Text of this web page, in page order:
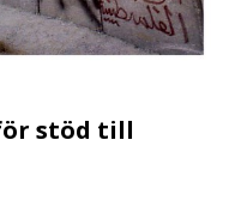
stöd till